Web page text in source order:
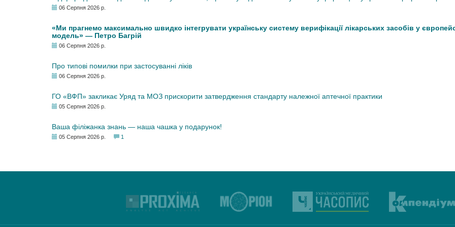
06 Серпня 2026 р.
«Ми прагнемо максимально швидко інтегрувати українську систему верифікації лікарських засобів у
модель» — Петро Багрій
06 Серпня 2026 р.
Про типові помилки при застосуванні ліків
06 Серпня 2026 р.
ГО «ВФП» закликає Уряд та МОЗ прискорити затвердження стандарту належної аптечної практики
05 Серпня 2026 р.
Ваша філіжанка знань — наша чашка у подарунок!
05 Серпня 2026 р. 1